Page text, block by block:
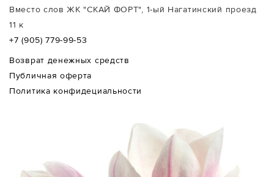
Вместо слов ЖК "СКАЙ ФОРТ", 1-ый Нагатинский проезд
11 к
+7 (905) 779-99-53
Возврат денежных средств
Публичная оферта
Политика конфидециальности